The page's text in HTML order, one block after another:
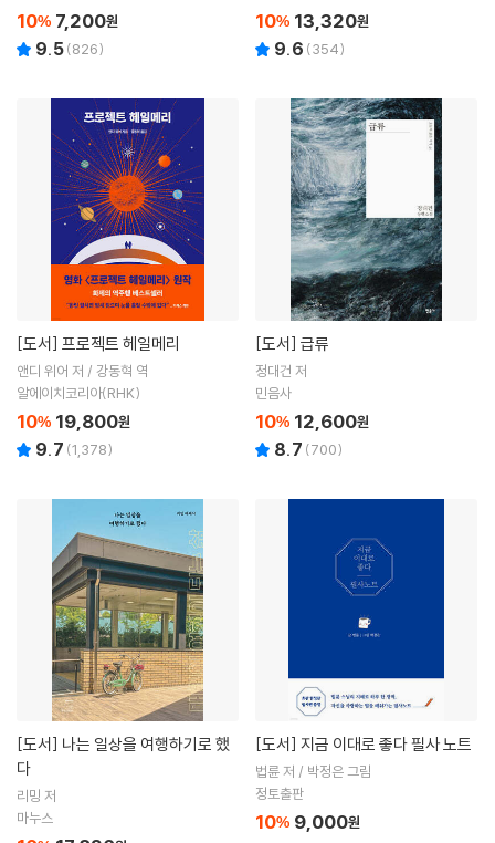
10% 7,200원
9.5(826)
10% 13,320원
9.6 (354)
[도서] 프로젝트 헤일메리
앤디 위어 저 / 강동혁 역
알에이치코리아(RHK)
10% 19,800원
9.7 (1,378)
[도서] 급류
정대건 저
민음사
10% 12,600원
8.7 (700)
[도서]
다
리밍 저
마누스
[도서] 지금 이대로 좋다 필사 노트
법륜 저 / 박정은 그림
정토출판
10% 9,000원